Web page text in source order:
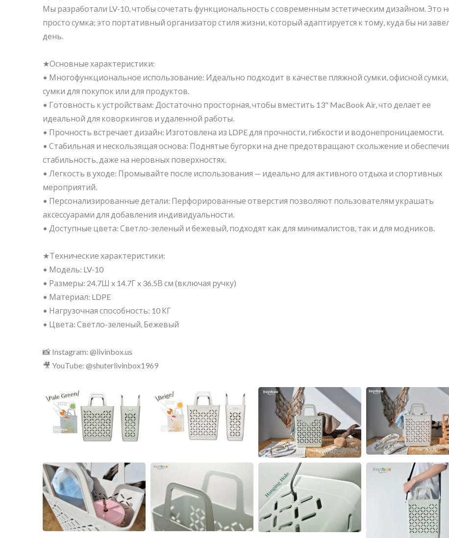
Мы разработали LV-10, чтобы сочетать функциональность с современным эстетическим дизайном. Это
просто сумка; это портативный организатор стиля жизни, который адаптируется к тому, куда бы ни
день.
★Основные характеристики:
• Многофункциональное использование: Идеально подходит в качестве пляжной сумки, офисной сумки,
сумки для покупок или для продуктов.
• Готовность к устройствам: Достаточно просторная, чтобы вместить 13" MacBook Air, что делает ее
идеальной для коворкингов и удаленной работы.
• Прочность встречает дизайн: Изготовлена из LDPE для прочности, гибкости и водонепроницаемости.
• Стабильная и нескользящая основа: Поднятые бугорки на дне предотвращают скольжение и
стабильность, даже на неровных поверхностях.
• Легкость в уходе: Промывайте после использования — идеально для активного отдыха и спортивных
мероприятий.
• Персонализированные детали: Перфорированные отверстия позволяют пользователям украшать
аксессуарами для добавления индивидуальности.
• Доступные цвета: Светло-зеленый и бежевый, подходят как для минималистов, так и для модников.
★Технические характеристики:
• Модель: LV-10
• Размеры: 24.7Ш x 14.7Г x 36.5В см (включая ручку)
• Материал: LDPE
• Нагрузочная способность: 10 КГ
• Цвета: Светло-зеленый, Бежевый
📸 Instagram: @livinbox.us
🎥 YouTube: @shuterlivinbox1969